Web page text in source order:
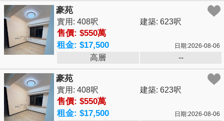
豪苑
實用: 408呎 建築: 623呎
售價: $550萬
租金: $17,500
日期:2026-08-06
高層 --
豪苑
實用: 408呎 建築: 623呎
售價: $550萬
租金: $17,500
日期:2026-08-06